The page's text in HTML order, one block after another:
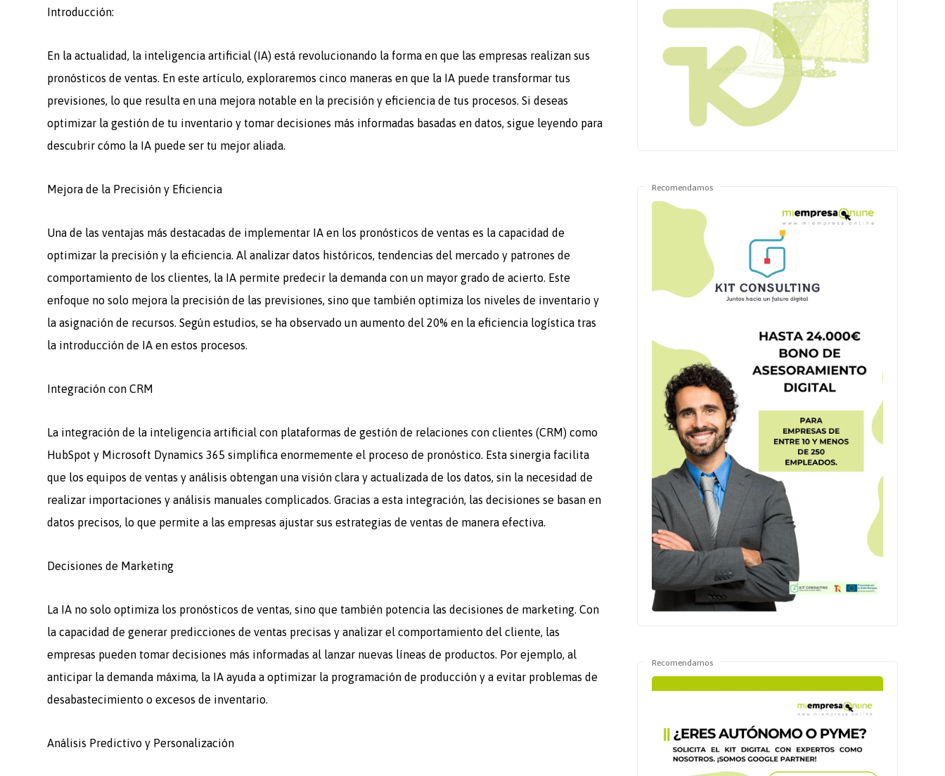
Introducción:
En la actualidad, la inteligencia artificial (IA) está revolucionando la forma en que las empresas realizan sus
pronósticos de ventas. En este artículo, exploraremos cinco maneras en que la IA puede transformar tus
previsiones, lo que resulta en una mejora notable en la precisión y eficiencia de tus procesos. Si deseas
optimizar la gestión de tu inventario y tomar decisiones más informadas basadas en datos, sigue leyendo para
descubrir cómo la IA puede ser tu mejor aliada.
Mejora de la Precisión y Eficiencia
Una de las ventajas más destacadas de implementar IA en los pronósticos de ventas es la capacidad de
optimizar la precisión y la eficiencia. Al analizar datos históricos, tendencias del mercado y patrones de
comportamiento de los clientes, la IA permite predecir la demanda con un mayor grado de acierto. Este
enfoque no solo mejora la precisión de las previsiones, sino que también optimiza los niveles de inventario y
la asignación de recursos. Según estudios, se ha observado un aumento del 20% en la eficiencia logística tras
la introducción de IA en estos procesos.
Integración con CRM
La integración de la inteligencia artificial con plataformas de gestión de relaciones con clientes (CRM) como
HubSpot y Microsoft Dynamics 365 simplifica enormemente el proceso de pronóstico. Esta sinergia facilita
que los equipos de ventas y análisis obtengan una visión clara y actualizada de los datos, sin la necesidad de
realizar importaciones y análisis manuales complicados. Gracias a esta integración, las decisiones se basan en
datos precisos, lo que permite a las empresas ajustar sus estrategias de ventas de manera efectiva.
Decisiones de Marketing
La IA no solo optimiza los pronósticos de ventas, sino que también potencia las decisiones de marketing. Con
la capacidad de generar predicciones de ventas precisas y analizar el comportamiento del cliente, las
empresas pueden tomar decisiones más informadas al lanzar nuevas líneas de productos. Por ejemplo, al
anticipar la demanda máxima, la IA ayuda a optimizar la programación de producción y a evitar problemas de
desabastecimiento o excesos de inventario.
Análisis Predictivo y Personalización
Recomendamos
Recomendamos